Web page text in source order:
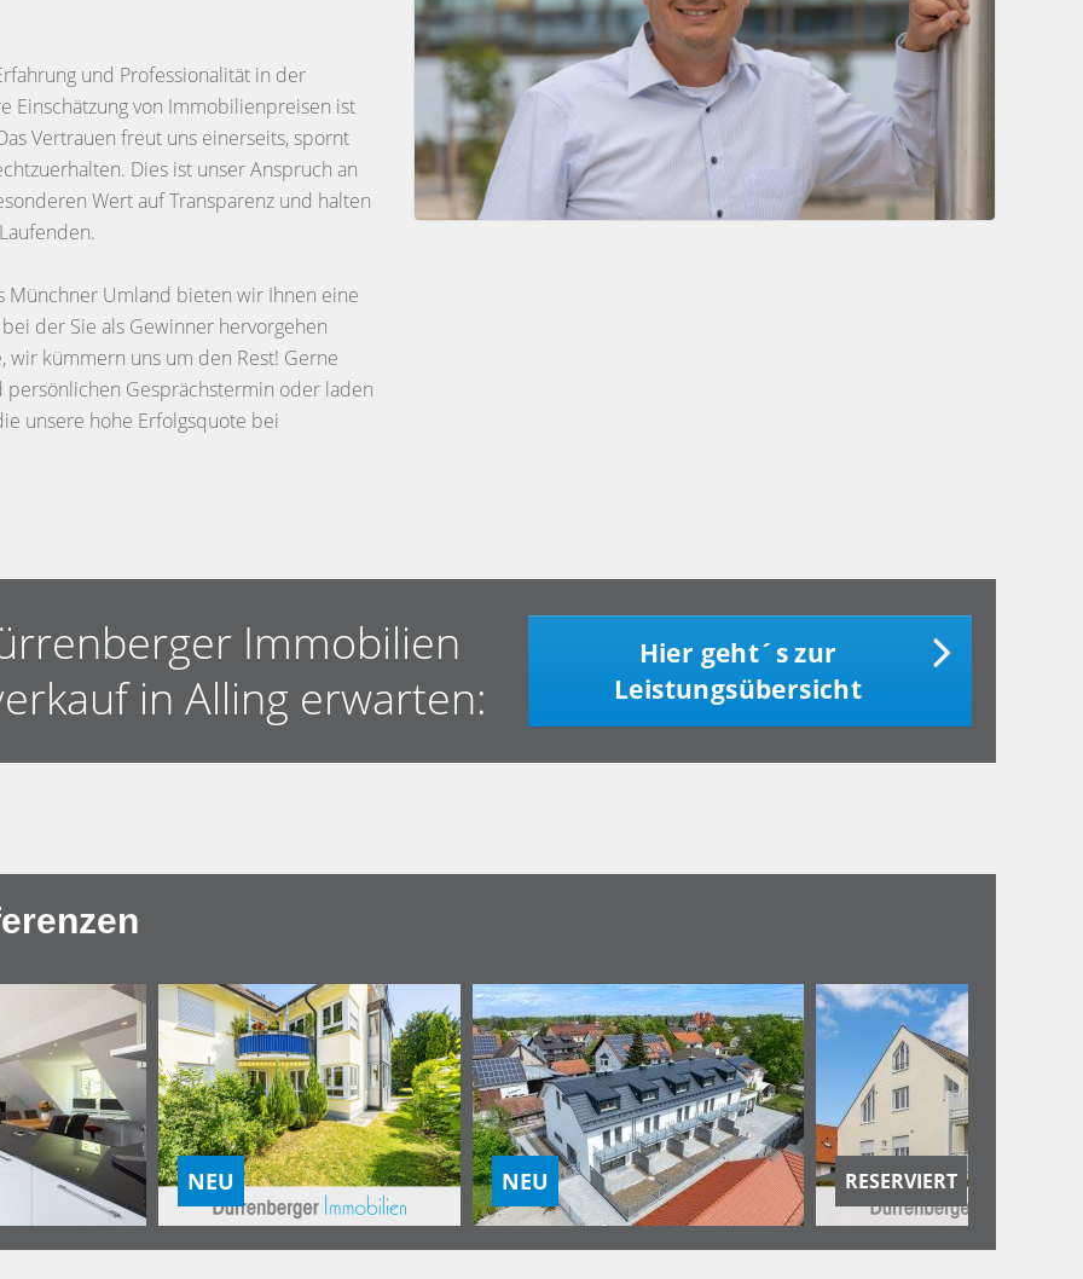
und Professionalität in der
Einschätzung von Immobilienpreisen ist
Vertrauen freut uns einerseits, spornt
Dies ist unser Anspruch an
Wert auf Transparenz und halten
Umland bieten wir Ihnen eine
der Sie als Gewinner hervorgehen
kümmern uns um den Rest! Gerne
Gesprächstermin oder laden
unsere hohe Erfolgsquote bei
Immobilien
in Alling erwarten:
Hier geht´s zur
Leistungsübersicht
NEU NEU RESERVIERT